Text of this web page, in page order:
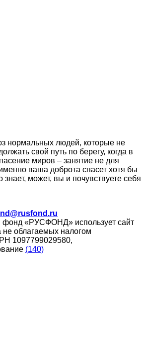
нормальных людей, которые не
свой путь по берегу, когда в
миров – занятие не для
ваша доброта спасет хотя бы
знает, может, вы и почувствуете себя
фонд «РУСФОНД» использует сайт
не облагаемых налогом
1097799029580,
(140)